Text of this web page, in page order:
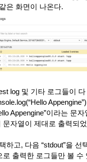
은 화면이 나온다.
log 및 기타 로그들이
Appengine”이라는 문
문자열이 제대로 출력되
하고, 다음 “stdout”을 선
로 출력한 로그들만 볼 수